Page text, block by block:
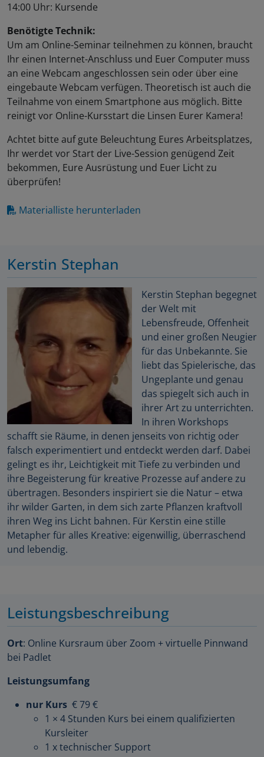
14:00 Uhr: Kursende
Benötigte Technik:
Um am Online-Seminar teilnehmen zu können, braucht
Ihr einen Internet-Anschluss und Euer Computer muss
an eine Webcam angeschlossen sein oder über eine
eingebaute Webcam verfügen. Theoretisch ist auch die
Teilnahme von einem Smartphone aus möglich. Bitte
reinigt vor Online-Kursstart die Linsen Eurer Kamera!
Achtet bitte auf gute Beleuchtung Eures Arbeitsplatzes,
Ihr werdet vor Start der Live-Session genügend Zeit
bekommen, Eure Ausrüstung und Euer Licht zu
überprüfen!
Materialliste herunterladen
Kerstin Stephan
Kerstin Stephan begegnet
der Welt mit
Lebensfreude, Offenheit
und einer großen Neugier
für das Unbekannte. Sie
liebt das Spielerische, das
Ungeplante und genau
das spiegelt sich auch in
ihrer Art zu unterrichten.
In ihren Workshops
schafft sie Räume, in denen jenseits von richtig oder
falsch experimentiert und entdeckt werden darf. Dabei
gelingt es ihr, Leichtigkeit mit Tiefe zu verbinden und
ihre Begeisterung für kreative Prozesse auf andere zu
übertragen. Besonders inspiriert sie die Natur – etwa
ihr wilder Garten, in dem sich zarte Pflanzen kraftvoll
ihren Weg ins Licht bahnen. Für Kerstin eine stille
Metapher für alles Kreative: eigenwillig, überraschend
und lebendig.
Leistungsbeschreibung
Ort: Online Kursraum über Zoom + virtuelle Pinnwand
bei Padlet
Leistungsumfang
nur Kurs € 79 €
1 × 4 Stunden Kurs bei einem qualifizierten
Kursleiter
1 x technischer Support